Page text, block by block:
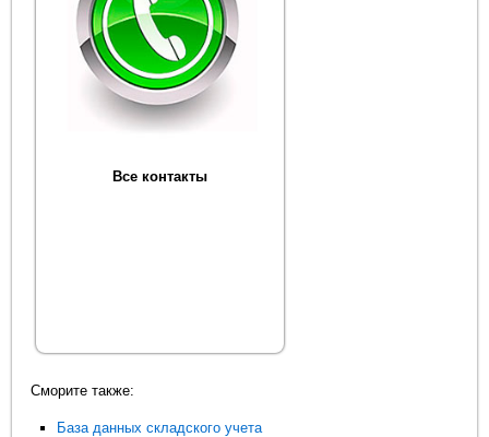
Все контакты
Сморите также:
База данных складского учета